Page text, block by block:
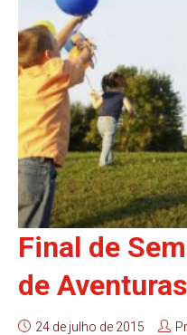
Final de
de
24 de julho de 2015